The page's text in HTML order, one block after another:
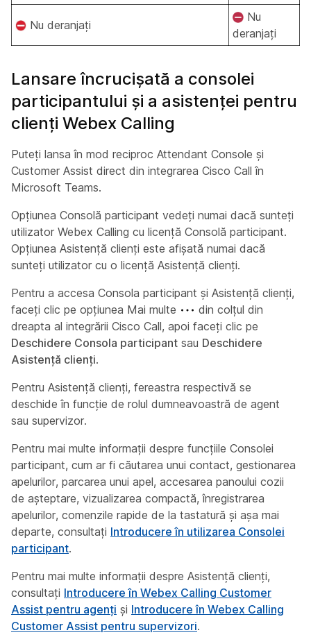
Nu deranjați
Nu
deranjați
Lansare încrucișată a consolei
participantului și a asistenței pentru
clienți Webex Calling
Puteți lansa în mod reciproc Attendant Console și
Customer Assist direct din integrarea Cisco Call în
Microsoft Teams.
Opțiunea Consolă participant vedeți numai dacă sunteți
utilizator Webex Calling cu licență Consolă participant.
Opțiunea Asistență clienți este afișată numai dacă
sunteți utilizator cu o licență Asistență clienți.
Pentru a accesa Consola participant și Asistență clienți,
faceți clic pe opțiunea Mai multe
din colțul din
dreapta al integrării Cisco Call, apoi faceți clic pe
Deschidere Consola participant sau Deschidere
Asistență clienți.
Pentru Asistență clienți, fereastra respectivă se
deschide în funcție de rolul dumneavoastră de agent
sau supervizor.
Pentru mai multe informații despre funcțiile Consolei
participant, cum ar fi căutarea unui contact, gestionarea
apelurilor, parcarea unui apel, accesarea panoului cozii
de așteptare, vizualizarea compactă, înregistrarea
apelurilor, comenzile rapide de la tastatură și așa mai
departe, consultați Introducere în utilizarea Consolei
participant.
Pentru mai multe informații despre Asistență clienți,
consultați Introducere în Webex Calling Customer
Assist pentru agenți și Introducere în Webex Calling
Customer Assist pentru supervizori.